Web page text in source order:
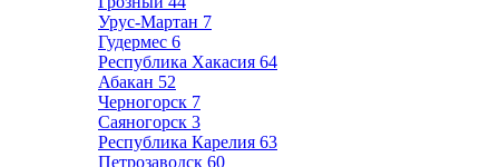
Урус-Мартан 7
Гудермес 6
Республика Хакасия 64
Абакан 52
Черногорск 7
Саяногорск 3
Республика Карелия 63
Петрозаводск 60